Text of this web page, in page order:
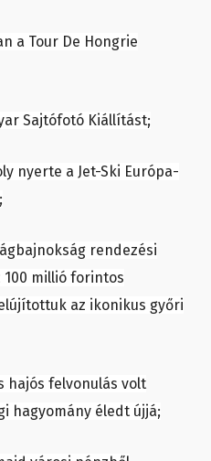
a Tour De Hongrie
Sajtófotó Kiállítást;
nyerte a Jet-Ski Európa-
rendezési
100 millió forintos
az ikonikus győri
hajós felvonulás volt
hagyomány éledt újjá;